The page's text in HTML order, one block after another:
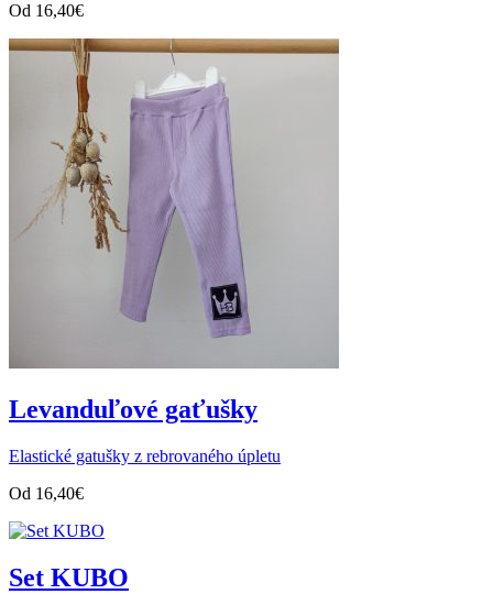
Od 16,40€
Levanduľové gaťušky
Elastické gatušky z rebrovaného úpletu
Od 16,40€
Set KUBO